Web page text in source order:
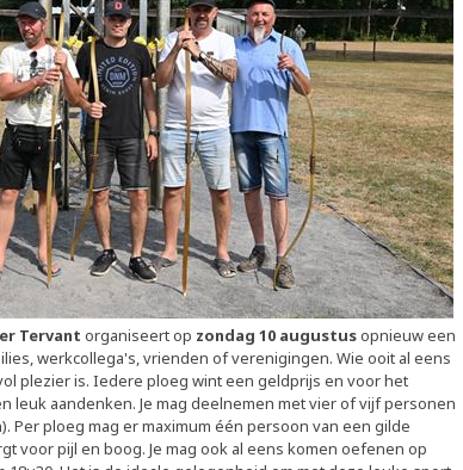
Tervant organiseert op zondag 10 augustusopnieuw een
werkcollega's, vrienden of verenigingen. Wie ooit al eens
plezier is. Iedere ploeg wint een geldprijs en voor het
leuk aandenken. Je mag deelnemen met vier of vijf personen
Per ploeg mag er maximum één persoon van een gilde
voor pijl en boog. Je mag ook al eens komen oefenen op